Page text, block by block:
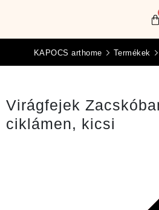
KAPOCS arthome Termékek
Virágfejek
ciklámen, kicsi